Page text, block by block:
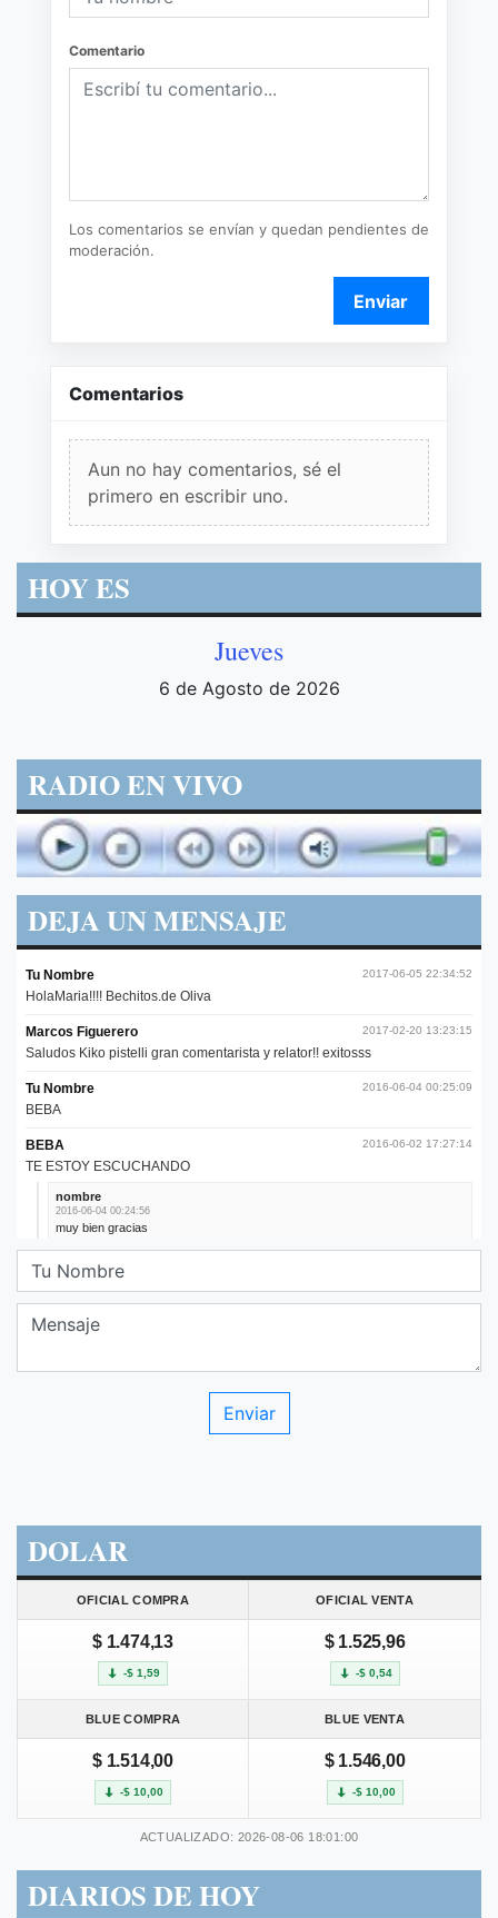
Comentario
Los comentarios se envían y quedan pendientes de
moderación.
Enviar
Comentarios
Aun no hay comentarios, sé el
primero en escribir uno.
HOY ES
Jueves
6 de Agosto de 2026
RADIO EN VIVO
DEJA UN MENSAJE
DOLAR
OFICIAL COMPRA OFICIAL VENTA
$ 1.474,13
-$ 1,59
$ 1.525,96
-$ 0,54
BLUE COMPRA BLUE VENTA
$ 1.514,00
-$ 10,00
$ 1.546,00
-$ 10,00
ACTUALIZADO: 2026-08-06 18:01:00
DIARIOS DE HOY